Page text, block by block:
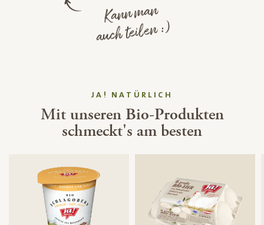
Kann man
auch teilen :)
JA! NATÜRLICH
Mit unseren Bio-Produkten
schmeckt's am besten